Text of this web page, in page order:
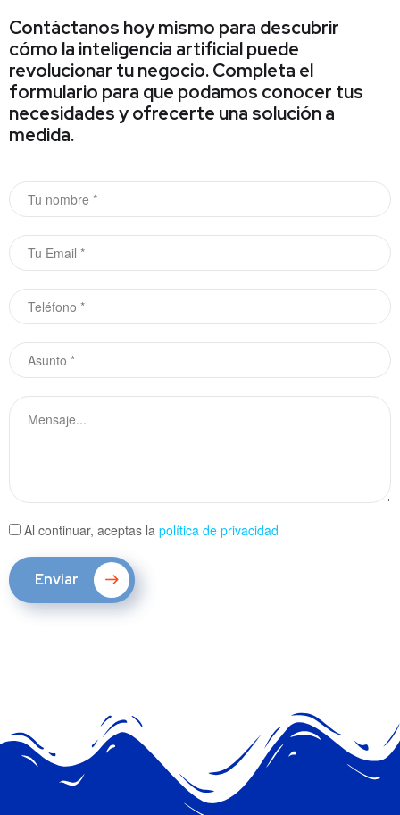
Contáctanos hoy mismo para descubrir
cómo la inteligencia artificial puede
revolucionar tu negocio. Completa el
formulario para que podamos conocer tus
necesidades y ofrecerte una solución a
medida.
Al continuar, aceptas la política de privacidad
Enviar